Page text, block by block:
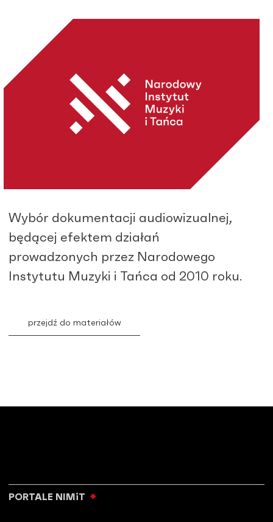
Wybór dokumentacji audiowizualnej,
będącej efektem działań
prowadzonych przez Narodowego
Instytutu Muzyki i Tańca od 2010 roku.
przejdź do materiałów
PORTALE NIMiT